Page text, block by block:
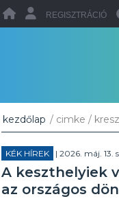
REGISZTRÁCIÓ
kezdőlap / cimke / kresz
KÉK HÍREK | 2026. máj. 13.
A keszthelyiek
az országos